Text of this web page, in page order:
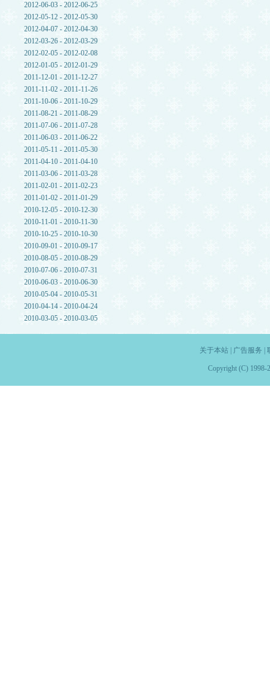
2012-06-03 - 2012-06-25
2012-05-12 - 2012-05-30
2012-04-07 - 2012-04-30
2012-03-26 - 2012-03-29
2012-02-05 - 2012-02-08
2012-01-05 - 2012-01-29
2011-12-01 - 2011-12-27
2011-11-02 - 2011-11-26
2011-10-06 - 2011-10-29
2011-08-21 - 2011-08-29
2011-07-06 - 2011-07-28
2011-06-03 - 2011-06-22
2011-05-11 - 2011-05-30
2011-04-10 - 2011-04-10
2011-03-06 - 2011-03-28
2011-02-01 - 2011-02-23
2011-01-02 - 2011-01-29
2010-12-05 - 2010-12-30
2010-11-01 - 2010-11-30
2010-10-25 - 2010-10-30
2010-09-01 - 2010-09-17
2010-08-05 - 2010-08-29
2010-07-06 - 2010-07-31
2010-06-03 - 2010-06-30
2010-05-04 - 2010-05-31
2010-04-14 - 2010-04-24
2010-03-05 - 2010-03-05
关于本站| 广告服务
Copyright (C) 1998-